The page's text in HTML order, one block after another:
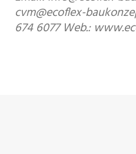
cvm@ecoflex-
674 6077 Web.: